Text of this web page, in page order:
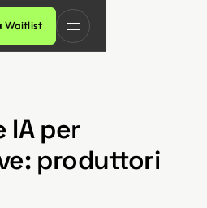
Waitlist
IA per
produttori